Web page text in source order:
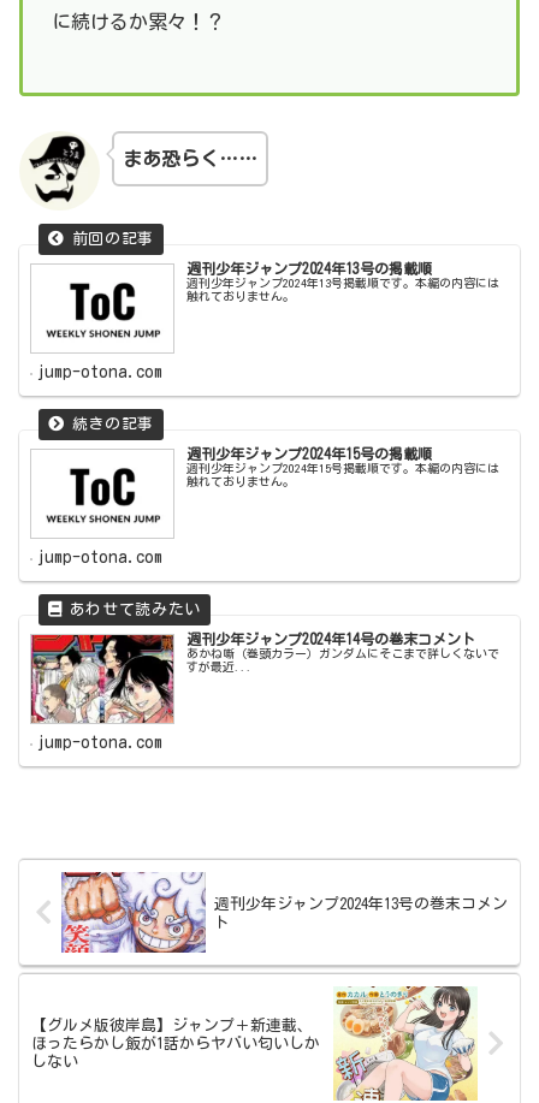
に続けるか累々！？
まあ恐らく……
週刊少年ジャンプ2024年13号の掲載順
週刊少年ジャンプ2024年13号掲載順です。本編の内容には
触れておりません。
jump-otona.com
週刊少年ジャンプ2024年15号の掲載順
週刊少年ジャンプ2024年15号掲載順です。本編の内容には
触れておりません。
jump-otona.com
週刊少年ジャンプ2024年14号の巻末コメント
あかね噺（巻頭カラー）ガンダムにそこまで詳しくないで
すが最近...
jump-otona.com
週刊少年ジャンプ2024年13号の巻末コメン
ト
【グルメ版彼岸島】ジャンプ＋新連載、
ほったらかし飯が1話からヤバい匂いしか
しない